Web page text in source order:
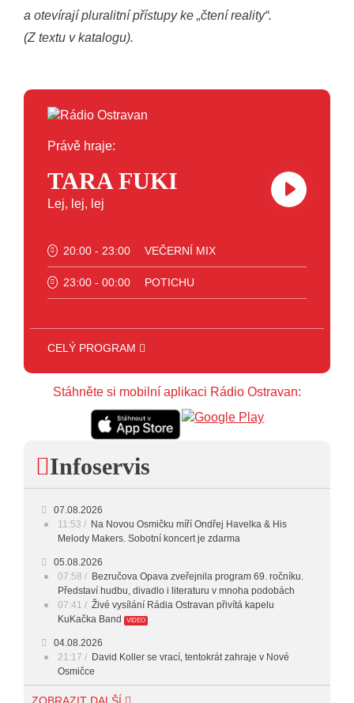
a otevírají pluralitní přístupy ke „čtení reality“.
(Z textu v katalogu).
Právě hraje:
TARA FUKI
Lej, lej, lej
20:00 - 23:00 VEČERNÍ MIX
23:00 - 00:00 POTICHU
CELÝ PROGRAM
Stáhněte si mobilní aplikaci Rádio Ostravan:
Infoservis
07.08.2026
11:53
Na Novou Osmičku míří Ondřej Havelka & His
Melody Makers. Sobotní koncert je zdarma
05.08.2026
07:58
Bezručova Opava zveřejnila program 69. ročníku.
Představí hudbu, divadlo i literaturu v mnoha podobách
07:41
Živé vysílání Rádia Ostravan přivítá kapelu
KuKačka Band
VIDEO
04.08.2026
21:17
David Koller se vrací, tentokrát zahraje v Nové
Osmičce
03.08.2026